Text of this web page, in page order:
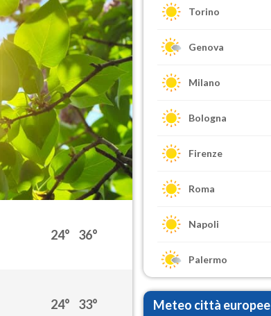
24° 36°
24° 33°
Torino
Genova
Milano
Bologna
Firenze
Roma
Napoli
Palermo
Meteo città europee